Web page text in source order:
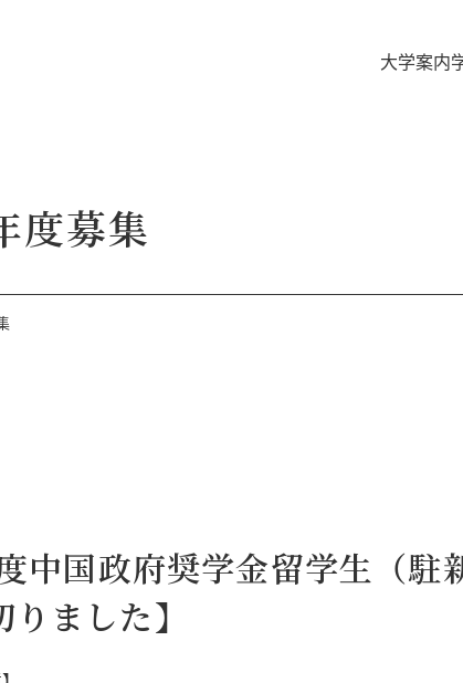
大学案内
度募集
中国政府奨学金留学生（駐
りました】